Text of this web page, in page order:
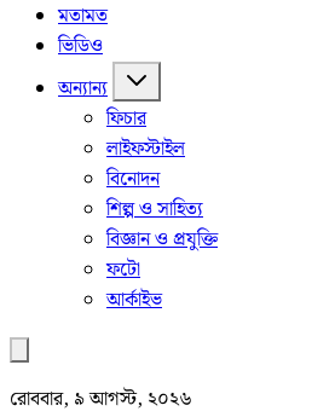
মতামত
ভিডিও
অন্যান্য
ফিচার
লাইফস্টাইল
বিনোদন
শিল্প ও সাহিত্য
বিজ্ঞান ও প্রযুক্তি
ফটো
আর্কাইভ
রোববার, ৯ আগস্ট, ২০২৬